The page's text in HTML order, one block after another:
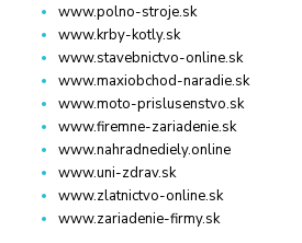
www.polno-stroje.sk
www.krby-kotly.sk
www.stavebnictvo-online.sk
www.maxiobchod-naradie.sk
www.moto-prislusenstvo.sk
www.firemne-zariadenie.sk
www.nahradnediely.online
www.uni-zdrav.sk
www.zlatnictvo-online.sk
www.zariadenie-firmy.sk